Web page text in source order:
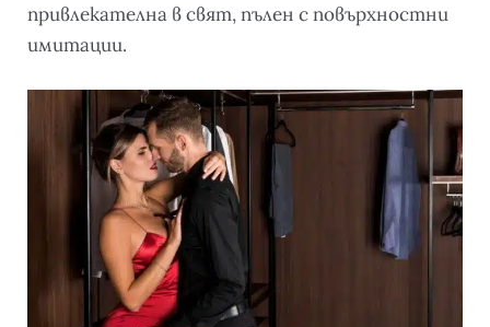
привлекателна в свят, пълен с повърхностни
имитации.